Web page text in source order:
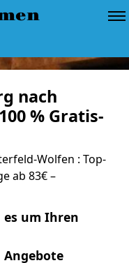
nach
% Gratis-
Wolfen : Top-
ab 83€ –
um Ihren